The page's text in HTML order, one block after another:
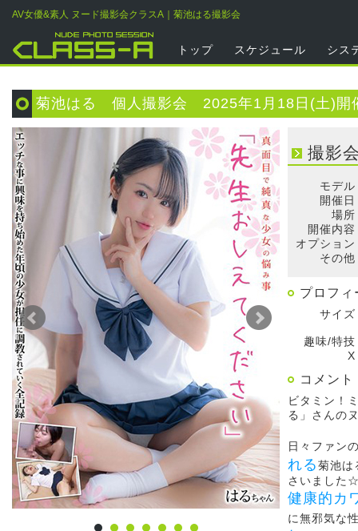
AV女優&素人 ヌード撮影会クラスA｜菊池はる撮影会
トップ スケジュール シス
菊池はる 個人撮影会 2025年1月18日(土)開
撮影
モデル
開催
場所
開催内容
オプション
その他
プロフィ
サイズ
趣味/特技
X
コメント
ビタミン！
る」さんの
日々ファン
れる菊池は
さいました
健康的カ
に無邪気な